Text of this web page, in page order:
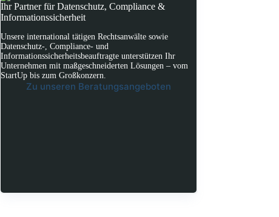
Ihr Partner für Datenschutz, Compliance &
Informationssicherheit
Unsere international tätigen Rechtsanwälte sowie
Datenschutz-, Compliance- und
Informationssicherheitsbeauftragte unterstützen Ihr
Unternehmen mit maßgeschneiderten Lösungen – vom
StartUp bis zum Großkonzern.
Zu unseren Beratungsangeboten